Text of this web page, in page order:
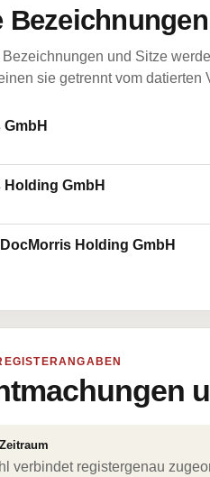
Bezeichnungen und Sitze
sie getrennt vom datierten
Holding GmbH
Holding GmbH
verbindet registergenau